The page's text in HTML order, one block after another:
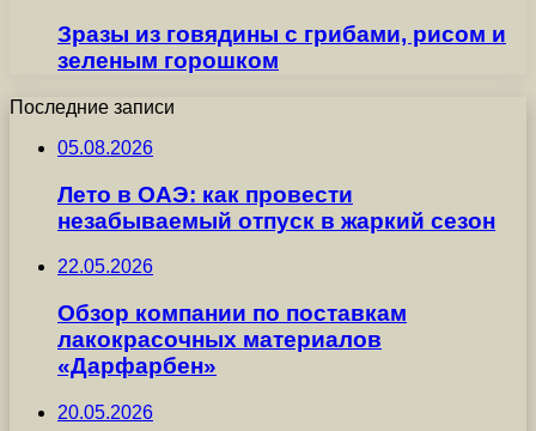
Зразы из говядины с грибами, рисом и
зеленым горошком
Последние записи
05.08.2026
Лето в ОАЭ: как провести
незабываемый отпуск в жаркий сезон
22.05.2026
Обзор компании по поставкам
лакокрасочных материалов
«Дарфарбен»
20.05.2026